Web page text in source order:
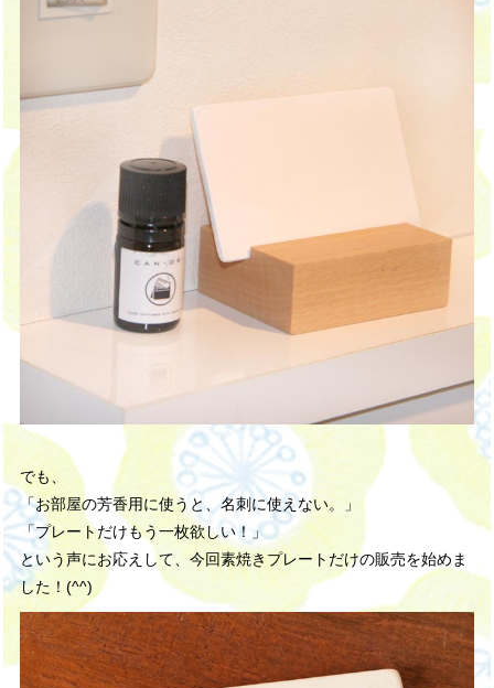
でも、
「お部屋の芳香用に使うと、名刺に使えない。」
「プレートだけもう一枚欲しい！」
という声にお応えして、今回素焼きプレートだけの販売を始めま
した！(^^)